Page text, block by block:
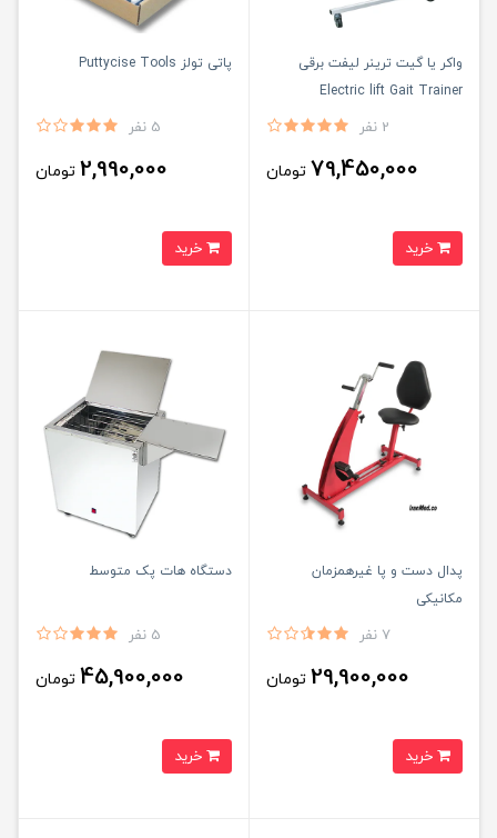
واکر یا گیت ترینر لیفت برقی
Electric lift Gait Trainer
2 نفر
79,450,000 تومان
پاتی تولز Puttycise Tools
5 نفر
2,990,000 تومان
پدال دست و پا غیرهمزمان
مکانیکی
7 نفر
29,900,000 تومان
دستگاه هات پک متوسط
5 نفر
45,900,000 تومان